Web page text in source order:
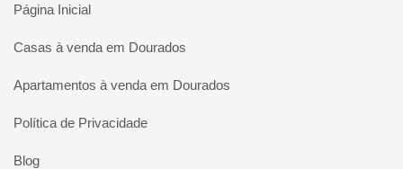
Página Inicial
Casas à venda em Dourados
Apartamentos à venda em Dourados
Política de Privacidade
Blog